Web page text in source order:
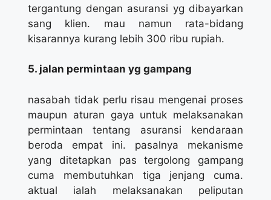
tergantung dengan asuransi yg dibayarkan
sang klien. mau namun rata-bidang
kisarannya kurang lebih 300 ribu rupiah.
5. jalan permintaan yg gampang
nasabah tidak perlu risau mengenai proses
maupun aturan gaya untuk melaksanakan
permintaan tentang asuransi kendaraan
beroda empat ini. pasalnya mekanisme
yang ditetapkan pas tergolong gampang
cuma membutuhkan tiga jenjang cuma.
aktual ialah melaksanakan peliputan